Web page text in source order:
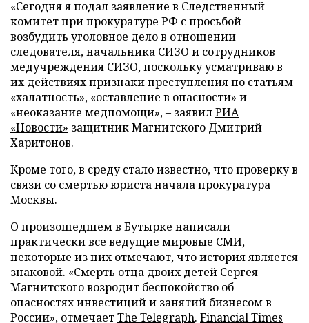
«Сегодня я подал заявление в Следственный
комитет при прокуратуре РФ с просьбой
возбудить уголовное дело в отношении
следователя, начальника СИЗО и сотрудников
медучреждения СИЗО, поскольку усматриваю в
их действиях признаки преступления по статьям
«халатность», «оставление в опасности» и
«неоказание медпомощи», – заявилРИА
«Новости» защитник Магнитского Дмитрий
Харитонов.
Кроме того, в среду стало известно, что проверку в
связи со смертью юриста начала прокуратура
Москвы.
О произошедшем в Бутырке написали
практически все ведущие мировые СМИ,
некоторые из них отмечают, что история является
знаковой. «Смерть отца двоих детей Сергея
Магнитского возродит беспокойство об
опасностях инвестиций и занятий бизнесом в
России», отмечаетThe Telegraph. Financial Times